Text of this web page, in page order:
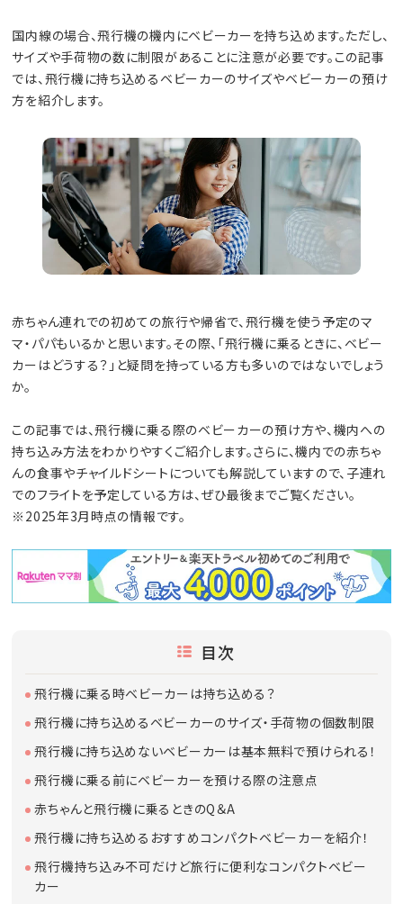
国内線の場合、飛行機の機内にベビーカーを持ち込めます。ただし、
サイズや手荷物の数に制限があることに注意が必要です。この記事
では、飛行機に持ち込めるベビーカーのサイズやベビーカーの預け
方を紹介します。
赤ちゃん連れでの初めての旅行や帰省で、飛行機を使う予定のマ
マ・パパもいるかと思います。その際、「飛行機に乗るときに、ベビー
カーはどうする？」と疑問を持っている方も多いのではないでしょう
か。
この記事では、飛行機に乗る際のベビーカーの預け方や、機内への
持ち込み方法をわかりやすくご紹介します。さらに、機内での赤ちゃ
んの食事やチャイルドシートについても解説していますので、子連れ
でのフライトを予定している方は、ぜひ最後までご覧ください。
※2025年3月時点の情報です。
目次
飛行機に乗る時ベビーカーは持ち込める？
飛行機に持ち込めるベビーカーのサイズ・手荷物の個数制限
飛行機に持ち込めないベビーカーは基本無料で預けられる！
飛行機に乗る前にベビーカーを預ける際の注意点
赤ちゃんと飛行機に乗るときのQ＆A
飛行機に持ち込めるおすすめコンパクトベビーカーを紹介！
飛行機持ち込み不可だけど旅行に便利なコンパクトベビー
カー